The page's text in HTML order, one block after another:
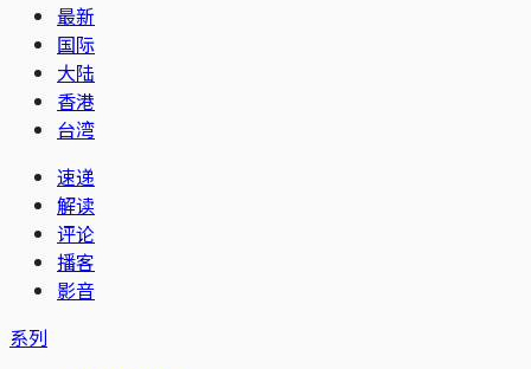
最新
国际
大陆
香港
台湾
速递
解读
评论
播客
影音
系列